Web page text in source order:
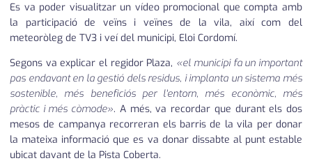
Es va poder visualitzar un vídeo promocional que compta amb
la participació de veïns i veïnes de la vila, així com del
meteoròleg de TV3 i veí del municipi, Eloi Cordomí.
Segons va explicar el regidor Plaza, «el municipi fa un important
pas endavant en la gestió dels residus, i implanta un sistema més
sostenible, més beneficiós per l'entorn, més econòmic, més
pràctic i més còmode». A més, va recordar que durant els dos
mesos de campanya recorreran els barris de la vila per donar
la mateixa informació que es va donar dissabte al punt estable
ubicat davant de la Pista Coberta.